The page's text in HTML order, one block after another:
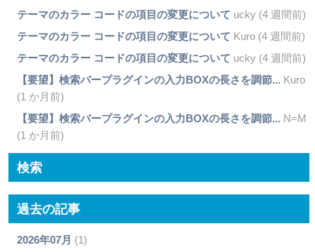
テーマのカラー コードの項目の変更について ucky (4 週間前)
テーマのカラー コードの項目の変更について Kuro (4 週間前)
テーマのカラー コードの項目の変更について ucky (4 週間前)
【要望】検索バープラグインの入力BOXの長さを調節... Kuro
(1 か月前)
【要望】検索バープラグインの入力BOXの長さを調節... N=M
(1 か月前)
検索
過去の記事
2026年07月 (1)